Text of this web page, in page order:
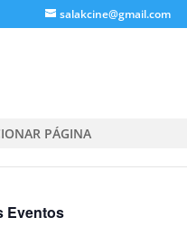
salakcine@gmail.com
PÁGINA
Eventos